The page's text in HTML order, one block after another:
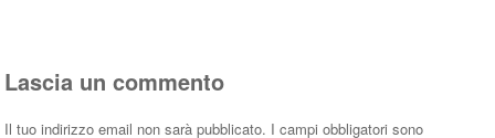
Lascia un commento
Il tuo indirizzo email non sarà pubblicato. I campi obbligatori sono